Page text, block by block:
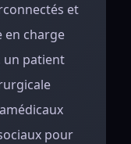
et
en charge
un patient
pour